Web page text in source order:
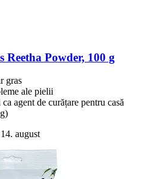
Reetha Powder, 100 g
gras
ale pielii
agent de curățare pentru casă
august